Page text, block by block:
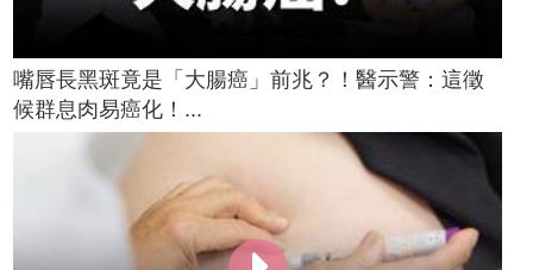
嘴唇長黑斑竟是「大腸癌」前兆？！醫示警：這徵
候群息肉易癌化！...